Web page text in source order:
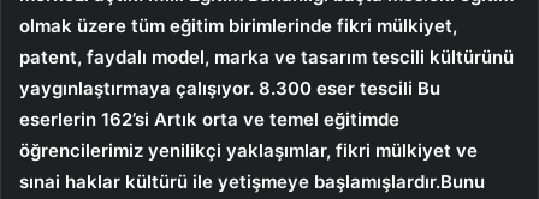
olmak üzere tüm eğitim birimlerinde fikri mülkiyet,
patent, faydalı model, marka ve tasarım tescili kültürünü
yaygınlaştırmaya çalışıyor. 8.300 eser tescili Bu
eserlerin 162’si Artık orta ve temel eğitimde
öğrencilerimiz yenilikçi yaklaşımlar, fikri mülkiyet ve
sınai haklar kültürü ile yetişmeye başlamışlardır.Bunu